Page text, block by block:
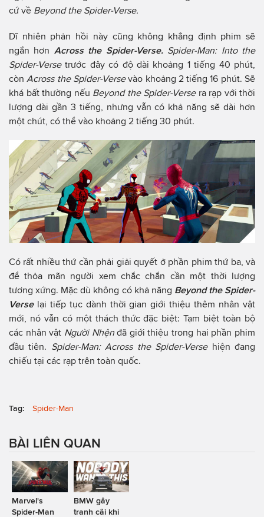
cứ về Beyond the Spider-Verse.
Dĩ nhiên phản hồi này cũng không khẳng định phim sẽ
ngắn hơn Across the Spider-Verse. Spider-Man: Into the
Spider-Versetrước đây có độ dài khoảng 1 tiếng 40 phút,
còn Across the Spider-Versevào khoảng 2 tiếng 16 phút. Sẽ
khá bất thường nếu Beyond the Spider-Versera rạp với thời
lượng dài gần 3 tiếng, nhưng vẫn có khả năng sẽ dài hơn
một chút, có thể vào khoảng 2 tiếng 30 phút.
Có rất nhiều thứ cần phải giải quyết ở phần phim thứ ba, và
để thỏa mãn người xem chắc chắn cần một thời lượng
tương xứng. Mặc dù không có khả năng Beyond the Spider-
Verse lại tiếp tục dành thời gian giới thiệu thêm nhân vật
mới, nó vẫn có một thách thức đặc biệt: Tạm biệt toàn bộ
các nhân vật Người Nhệnđã giới thiệu trong hai phần phim
đầu tiên. Spider-Man: Across the Spider-Versehiện đang
chiếu tại các rạp trên toàn quốc.
Tag: Spider-Man
BÀI LIÊN QUAN
Marvel's
Spider-Man
BMW gây
tranh cãi khi